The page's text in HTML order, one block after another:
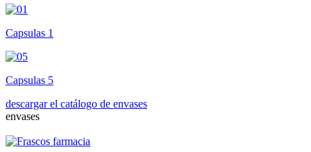
Capsulas 1
Capsulas 5
descargar el catálogo de envases
envases